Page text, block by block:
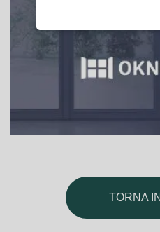
alluminio e
TORNA